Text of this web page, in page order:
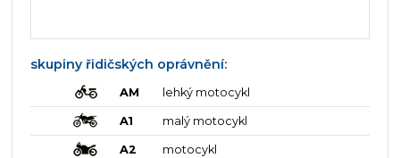
skupiny řidičských oprávnění:
AM lehký motocykl
A1 malý motocykl
A2 motocykl